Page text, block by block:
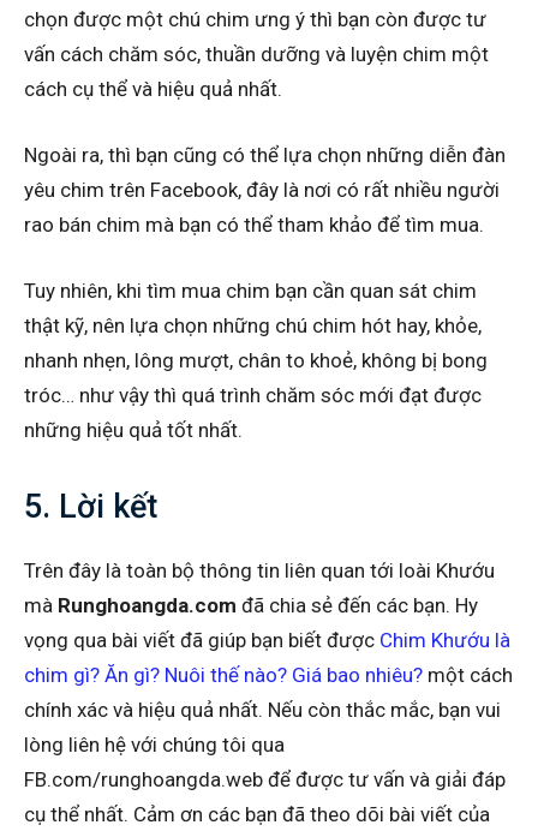
chọn được một chú chim ưng ý thì bạn còn được tư
vấn cách chăm sóc, thuần dưỡng và luyện chim một
cách cụ thể và hiệu quả nhất.
Ngoài ra, thì bạn cũng có thể lựa chọn những diễn đàn
yêu chim trên Facebook, đây là nơi có rất nhiều người
rao bán chim mà bạn có thể tham khảo để tìm mua.
Tuy nhiên, khi tìm mua chim bạn cần quan sát chim
thật kỹ, nên lựa chọn những chú chim hót hay, khỏe,
nhanh nhẹn, lông mượt, chân to khoẻ, không bị bong
tróc… như vậy thì quá trình chăm sóc mới đạt được
những hiệu quả tốt nhất.
5. Lời kết
Trên đây là toàn bộ thông tin liên quan tới loài Khướu
mà Runghoangda.com đã chia sẻ đến các bạn. Hy
vọng qua bài viết đã giúp bạn biết được Chim Khướu là
chim gì? Ăn gì? Nuôi thế nào? Giá bao nhiêu? một cách
chính xác và hiệu quả nhất. Nếu còn thắc mắc, bạn vui
lòng liên hệ với chúng tôi qua
FB.com/runghoangda.web để được tư vấn và giải đáp
cụ thể nhất. Cảm ơn các bạn đã theo dõi bài viết của